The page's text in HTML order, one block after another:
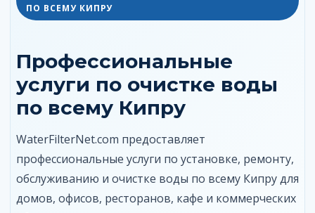
ПО ВСЕМУ КИПРУ
Профессиональные
услуги по очистке воды
по всему Кипру
WaterFilterNet.com предоставляет
профессиональные услуги по установке, ремонту,
обслуживанию и очистке воды по всему Кипру для
домов, офисов, ресторанов, кафе и коммерческих